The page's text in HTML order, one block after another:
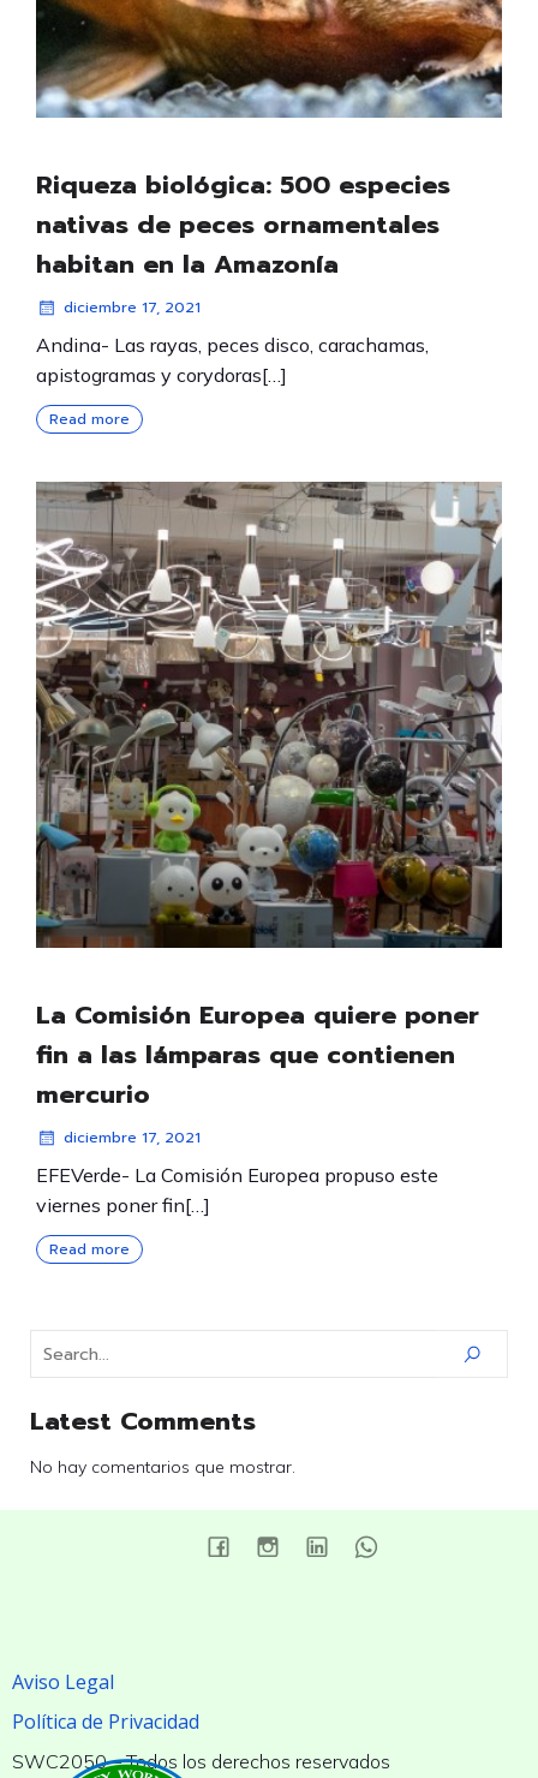
Riqueza biológica: 500 especies
nativas de peces ornamentales
habitan en la Amazonía
diciembre 17, 2021
Andina- Las rayas, peces disco, carachamas,
apistogramas y corydoras[…]
Read more
La Comisión Europea quiere poner
fin a las lámparas que contienen
mercurio
diciembre 17, 2021
EFEVerde- La Comisión Europea propuso este
viernes poner fin[…]
Read more
Latest Comments
No hay comentarios que mostrar.
Aviso Legal
Política de Privacidad
SWC2050 – Todos los derechos reservados